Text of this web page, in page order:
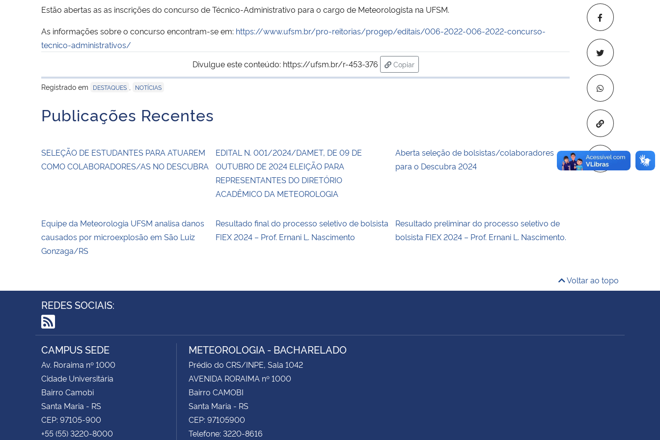
Copiar para
Estão abertas as as inscrições do concurso de Técnico-Administrativo para o cargo de Meteorologista na UFSM.
As informações sobre o concurso encontram-se em: https://www.ufsm.br/pro-reitorias/progep/editais/006-2022-006-2022-concurso-
tecnico-administrativos/
Divulgue este conteúdo: https://ufsm.br/r-453-376
Copiar
para área de transferência
Registrado em
DESTAQUES NOTÍCIAS
Publicações Recentes
SELEÇÃO DE ESTUDANTES PARA ATUAREM
COMO COLABORADORES/AS NO DESCUBRA
EDITAL N. 001/2024/DAMET, DE 09 DE
OUTUBRO DE 2024 ELEIÇÃO PARA
REPRESENTANTES DO DIRETÓRIO
ACADÊMICO DA METEOROLOGIA
Aberta seleção de bolsistas/colaboradores
para o Descubra 2024
Equipe da Meteorologia UFSM analisa danos
causados por microexplosão em São Luiz
Gonzaga/RS
Resultado final do processo seletivo de bolsista
FIEX 2024 – Prof. Ernani L. Nascimento
Resultado preliminar do processo seletivo de
bolsista FIEX 2024 – Prof. Ernani L. Nascimento.
Voltar ao topo
REDES SOCIAIS:
RSS
CAMPUS SEDE
Av. Roraima nº 1000
Cidade Universitária
Bairro Camobi
Santa Maria - RS
CEP: 97105-900
+55 (55) 3220-8000
METEOROLOGIA - BACHARELADO
Prédio do CRS/INPE, Sala 1042
AVENIDA RORAIMA nº 1000
Bairro CAMOBI
Santa Maria - RS
CEP: 97105900
Telefone: 3220-8616